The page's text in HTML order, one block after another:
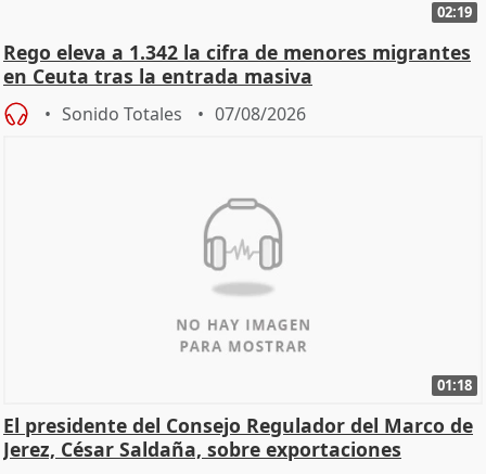
02:19
Rego eleva a 1.342 la cifra de menores migrantes
en Ceuta tras la entrada masiva
Sonido Totales 07/08/2026
01:18
El presidente del Consejo Regulador del Marco de
Jerez, César Saldaña, sobre exportaciones